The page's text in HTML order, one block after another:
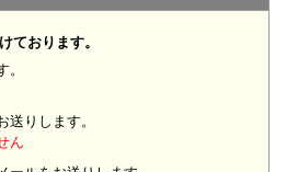
ております。
りします。
ん